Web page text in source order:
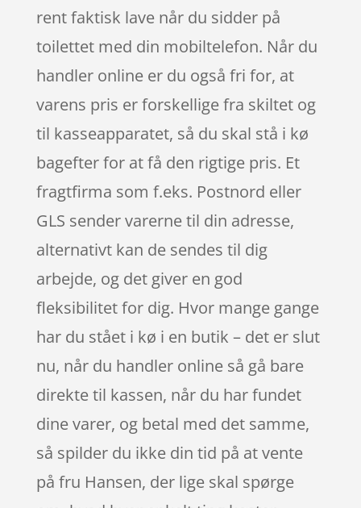
rent faktisk lave når du sidder på
toilettet med din mobiltelefon. Når du
handler online er du også fri for, at
varens pris er forskellige fra skiltet og
til kasseapparatet, så du skal stå i kø
bagefter for at få den rigtige pris. Et
fragtfirma som f.eks. Postnord eller
GLS sender varerne til din adresse,
alternativt kan de sendes til dig
arbejde, og det giver en god
fleksibilitet for dig. Hvor mange gange
har du stået i kø i en butik – det er slut
nu, når du handler online så gå bare
direkte til kassen, når du har fundet
dine varer, og betal med det samme,
så spilder du ikke din tid på at vente
på fru Hansen, der lige skal spørge